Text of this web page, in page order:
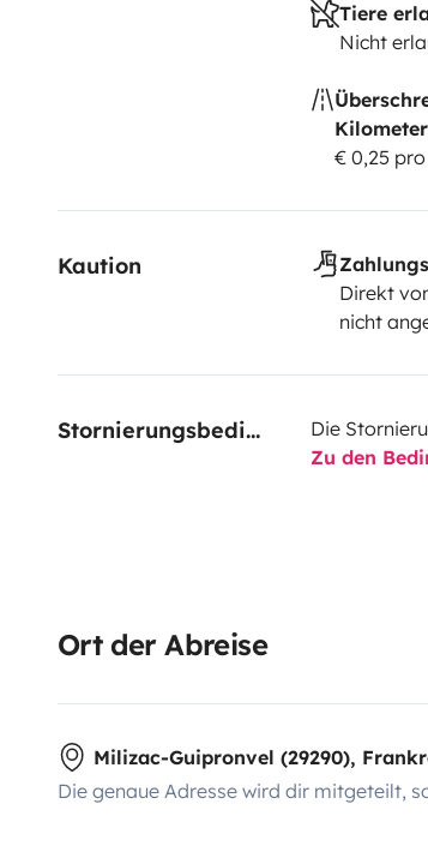
Tiere
Nicht
€ 0,25
Kaution
Direkt
nicht
Stornierungsbedingungen
Die
Zu den
Ort der Abreise
Milizac-Guipronvel (29290),
Die genaue Adresse wird dir mitgeteilt,